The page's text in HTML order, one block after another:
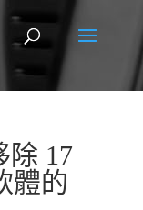
除 17
體的